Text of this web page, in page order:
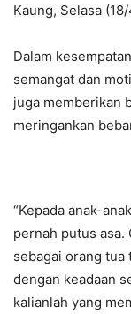
Kaung, Selasa
Dalam
semangat dan
juga memberikan
meringankan
“Kepada anak-
pernah putus asa.
sebagai orang tua
dengan keadaan
kalianlah yang